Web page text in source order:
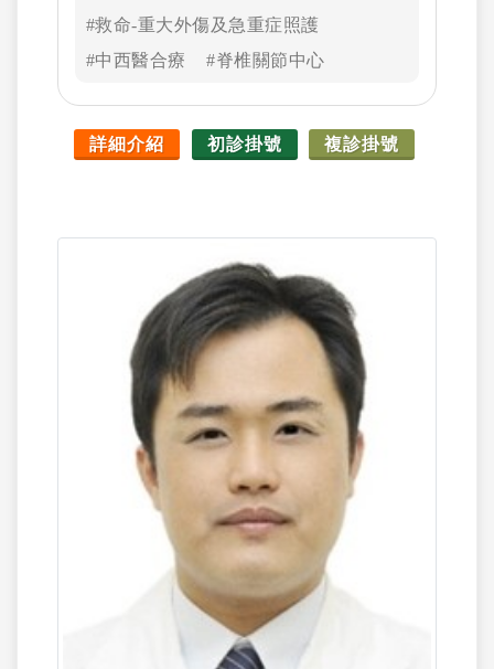
#救命-重大外傷及急重症照護
#中西醫合療
#脊椎關節中心
詳細介紹 初診掛號 複診掛號